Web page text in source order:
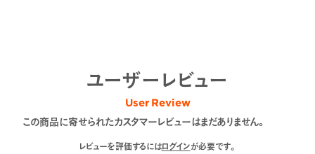
ユーザーレビュー
User Review
この商品に寄せられたカスタマーレビューはまだありません。
レビューを評価するにはログインが必要です。